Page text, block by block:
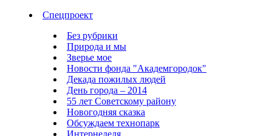
Спецпроект
Без рубрики
Природа и мы
Зверье мое
Новости фонда "Академгородок"
Декада пожилых людей
День города – 2014
55 лет Советскому району
Новогодняя сказка
Обсуждаем технопарк
Интернеделя